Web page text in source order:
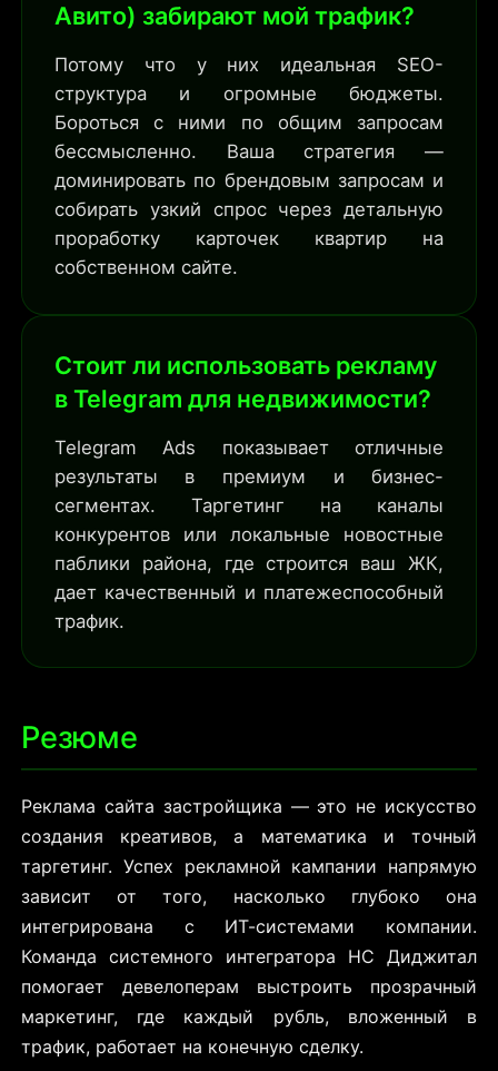
Авито) забирают мой трафик?
Потому что у них идеальная SEO-
структура и огромные бюджеты.
Бороться с ними по общим запросам
бессмысленно. Ваша стратегия —
доминировать по брендовым запросам и
собирать узкий спрос через детальную
проработку карточек квартир на
собственном сайте.
Стоит ли использовать рекламу
в Telegram для недвижимости?
Telegram Ads показывает отличные
результаты в премиум и бизнес-
сегментах. Таргетинг на каналы
конкурентов или локальные новостные
паблики района, где строится ваш ЖК,
дает качественный и платежеспособный
трафик.
Резюме
Реклама сайта застройщика — это не искусство
создания креативов, а математика и точный
таргетинг. Успех рекламной кампании напрямую
зависит от того, насколько глубоко она
интегрирована с ИТ-системами компании.
Команда системного интегратора НС Диджитал
помогает девелоперам выстроить прозрачный
маркетинг, где каждый рубль, вложенный в
трафик, работает на конечную сделку.